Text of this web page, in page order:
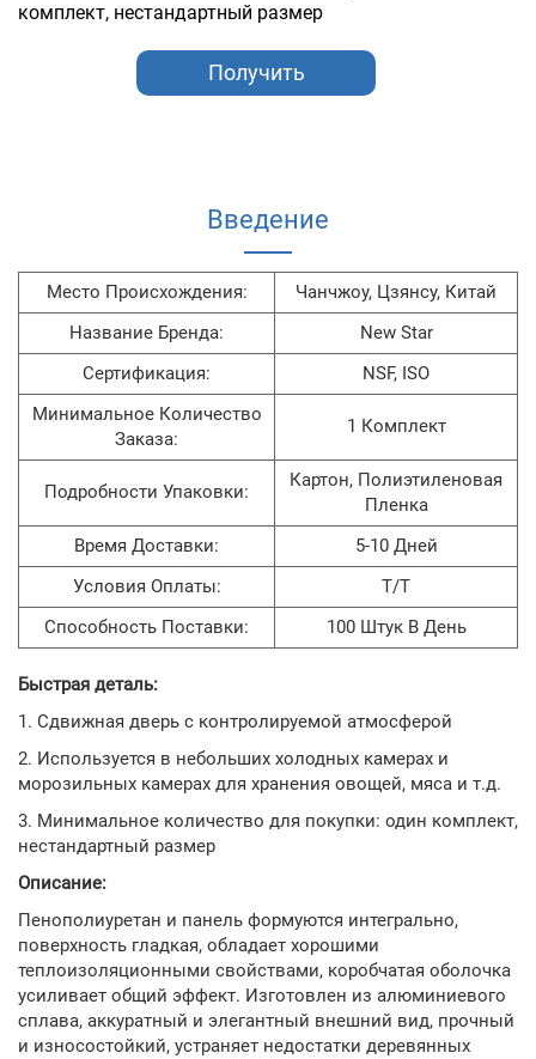
комплект, нестандартный размер
Получить
Введение
Место Происхождения:
Чанчжоу, Цзянсу, Китай
Название Бренда:
New Star
Сертификация:
NSF, ISO
Минимальное Количество
Заказа:
1 Комплект
Подробности Упаковки:
Картон, Полиэтиленовая
Пленка
Время Доставки:
5-10 Дней
Условия Оплаты:
T/T
Способность Поставки:
100 Штук В День
Быстрая деталь:
1. Сдвижная дверь с контролируемой атмосферой
2. Используется в небольших холодных камерах и
морозильных камерах для хранения овощей, мяса и т.д.
3. Минимальное количество для покупки: один комплект,
нестандартный размер
Описание:
Пенополиуретан и панель формуются интегрально,
поверхность гладкая, обладает хорошими
теплоизоляционными свойствами, коробчатая оболочка
усиливает общий эффект. Изготовлен из алюминиевого
сплава, аккуратный и элегантный внешний вид, прочный
и износостойкий, устраняет недостатки деревянных